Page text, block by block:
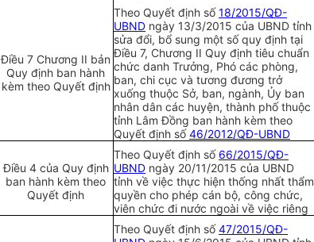
Điều 7 Chương II bản
Quy định ban hành
kèm theo Quyết định
Theo Quyết định số18/2015/QĐ-
UBND ngày 13/3/2015 của UBND tỉnh
sửa đổi, bổ sung một số quy định tại
Điều 7, Chương II Quy định tiêu chuẩn
chức danh Trưởng, Phó các phòng,
ban, chi cục và tương đương trở
xuống thuộc Sở, ban, ngành, Ủy ban
nhân dân các huyện, thành phố thuộc
tỉnh Lâm Đồng ban hành kèm theo
Quyết định số46/2012/QĐ-UBND
Điều 4 của Quy định
ban hành kèm theo
Quyết định
Theo Quyết định số 66/2015/QĐ-
UBND ngày 20/11/2015 của UBND
tỉnh về việc thực hiện thống nhất thẩm
quyền cho phép cán bộ, công chức,
viên chức đi nước ngoài về việc riêng
Theo Quyết định số47/2015/QĐ-